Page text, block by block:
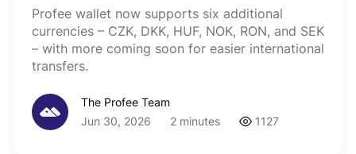
Profee wallet now supports six additional
currencies – CZK, DKK, HUF, NOK, RON, and SEK
– with more coming soon for easier international
transfers.
The Profee Team
Jun 30, 2026
2 minutes 1127